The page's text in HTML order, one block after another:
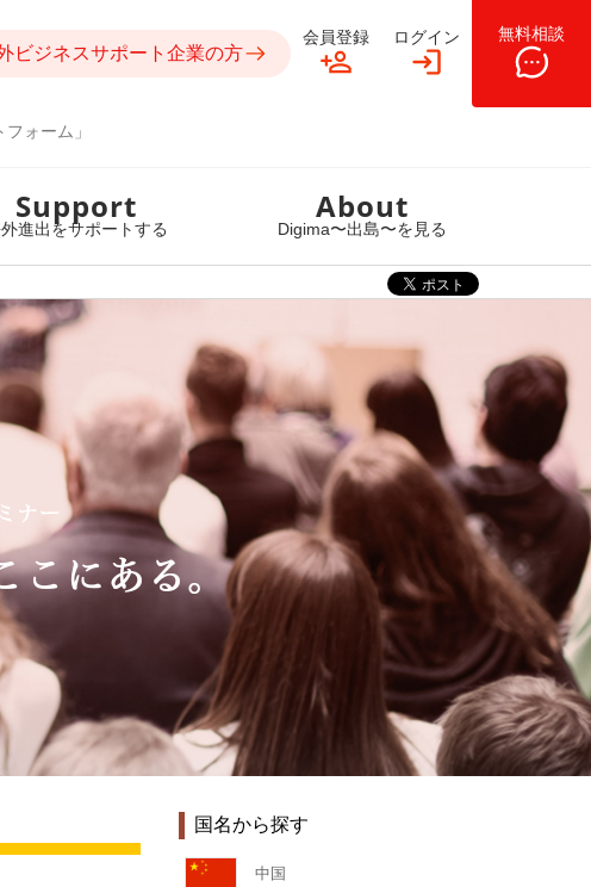
ォーム」
ビジネスサポート企業の方
会員登録 ログイン 無料相談
Support
進出をサポートする
About
Digima〜出島〜を見る
国名から探す
中国